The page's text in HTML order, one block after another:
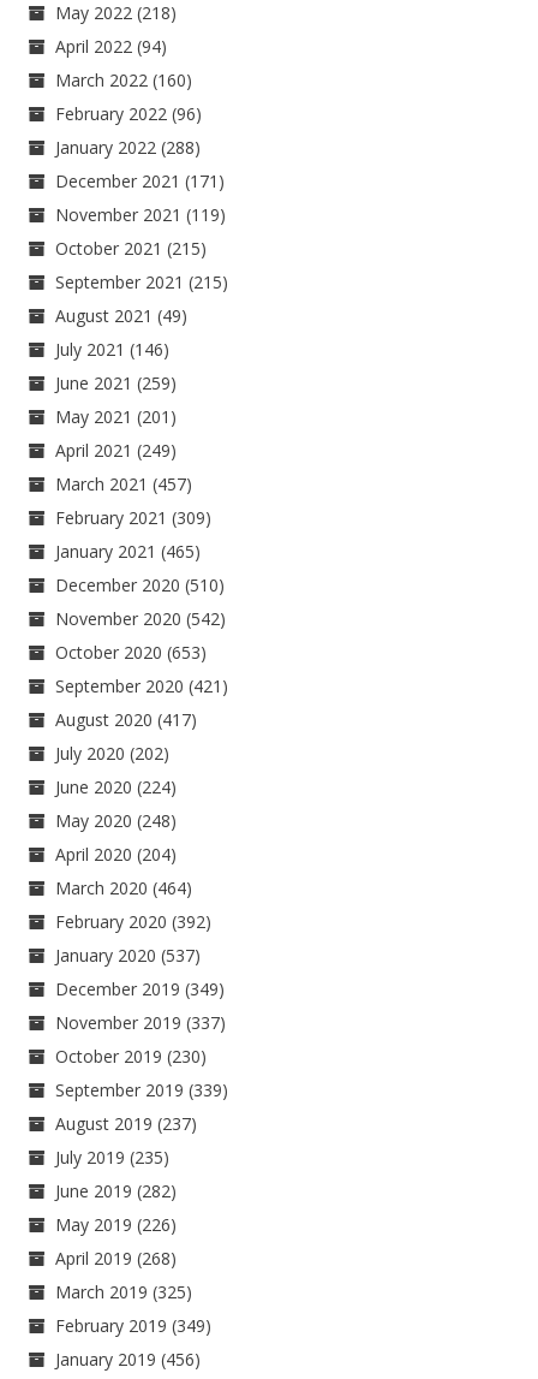
May 2022 (218)
April 2022 (94)
March 2022 (160)
February 2022 (96)
January 2022 (288)
December 2021 (171)
November 2021 (119)
October 2021 (215)
September 2021 (215)
August 2021 (49)
July 2021 (146)
June 2021 (259)
May 2021 (201)
April 2021 (249)
March 2021 (457)
February 2021 (309)
January 2021 (465)
December 2020 (510)
November 2020 (542)
October 2020 (653)
September 2020 (421)
August 2020 (417)
July 2020 (202)
June 2020 (224)
May 2020 (248)
April 2020 (204)
March 2020 (464)
February 2020 (392)
January 2020 (537)
December 2019 (349)
November 2019 (337)
October 2019 (230)
September 2019 (339)
August 2019 (237)
July 2019 (235)
June 2019 (282)
May 2019 (226)
April 2019 (268)
March 2019 (325)
February 2019 (349)
January 2019 (456)